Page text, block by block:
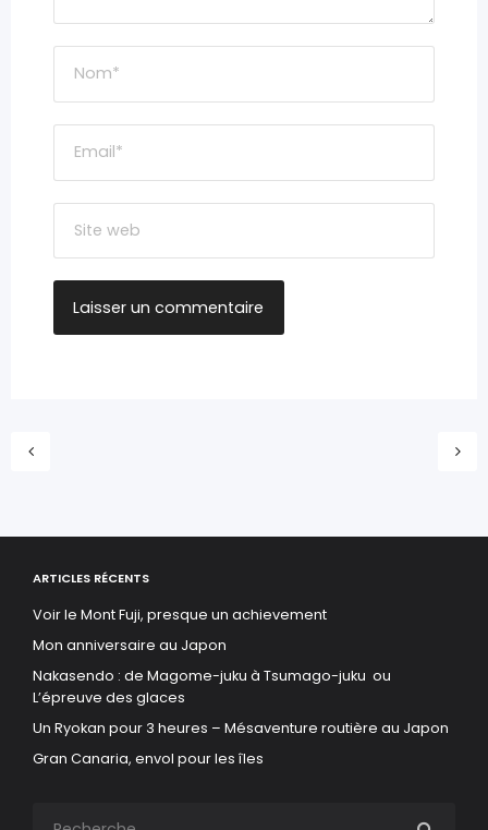
ARTICLES RÉCENTS
Voir le Mont Fuji, presque un achievement
Mon anniversaire au Japon
Nakasendo : de Magome-juku à Tsumago-juku ou
L’épreuve des glaces
Un Ryokan pour 3 heures – Mésaventure routière au Japon
Gran Canaria, envol pour les îles